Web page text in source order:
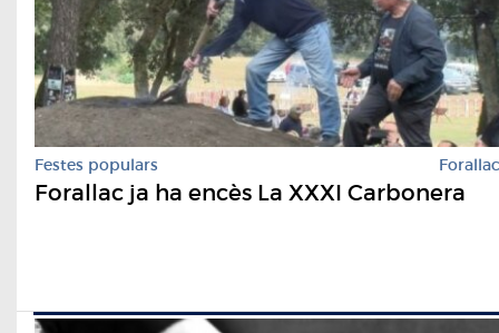
Festes populars Forallac
Forallac ja ha encès La XXXI Carbonera